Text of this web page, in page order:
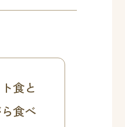
食と
食べ